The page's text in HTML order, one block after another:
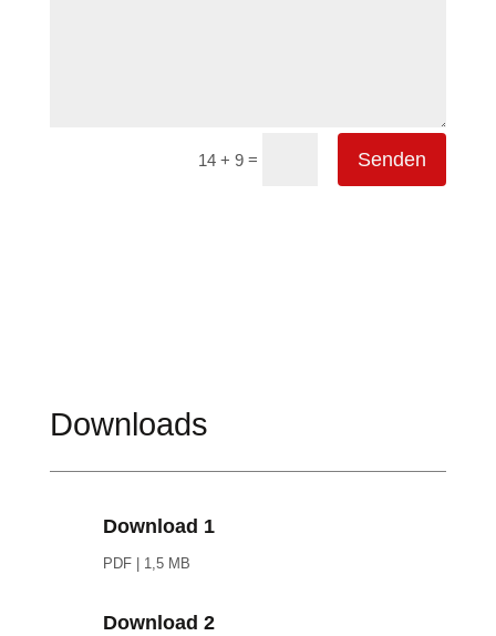
14 + 9 = Senden
Downloads
Download 1
PDF | 1,5 MB
Download 2